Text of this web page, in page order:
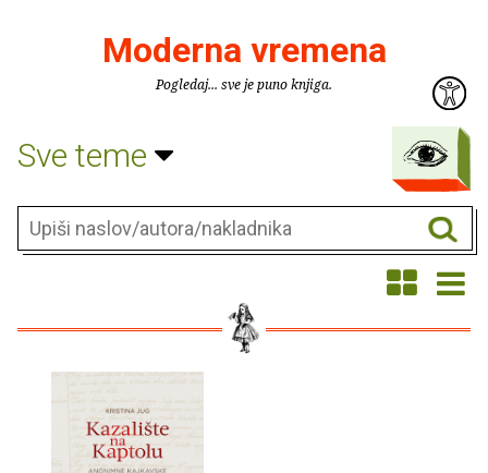
Moderna vremena
Pogledaj... sve je puno knjiga.
Sve teme